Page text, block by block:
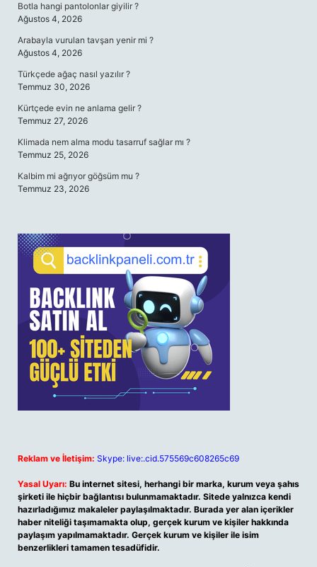
Botla hangi pantolonlar giyilir ?
Ağustos 4, 2026
Arabayla vurulan tavşan yenir mi ?
Ağustos 4, 2026
Türkçede ağaç nasıl yazılır ?
Temmuz 30, 2026
Kürtçede evin ne anlama gelir ?
Temmuz 27, 2026
Klimada nem alma modu tasarruf sağlar mı ?
Temmuz 25, 2026
Kalbim mi ağrıyor göğsüm mu ?
Temmuz 23, 2026
Reklam ve İletişim: Skype: live:.cid.575569c608265c69
Yasal Uyarı: Bu internet sitesi, herhangi bir marka, kurum veya şahıs
şirketi ile hiçbir bağlantısı bulunmamaktadır. Sitede yalnızca kendi
hazırladığımız makaleler paylaşılmaktadır. Burada yer alan içerikler
haber niteliği taşımamakta olup, gerçek kurum ve kişiler hakkında
paylaşım yapılmamaktadır. Gerçek kurum ve kişiler ile isim
benzerlikleri tamamen tesadüfidir.